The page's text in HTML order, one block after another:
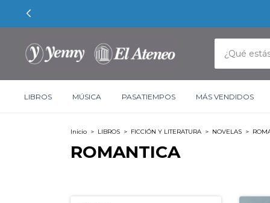
LIBROS MÚSICA PASATIEMPOS MÁS VENDIDOS
Inicio > LIBROS > FICCIÓN Y LITERATURA > NOVELAS >
ROMANTICA